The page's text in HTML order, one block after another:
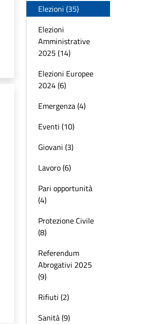
Elezioni (35)
Elezioni
Amministrative
2025 (14)
Elezioni Europee
2024 (6)
Emergenza (4)
Eventi (10)
Giovani (3)
Lavoro (6)
Pari opportunità
(4)
Protezione Civile
(8)
Referendum
Abrogativi 2025
(9)
Rifiuti (2)
Sanità (9)